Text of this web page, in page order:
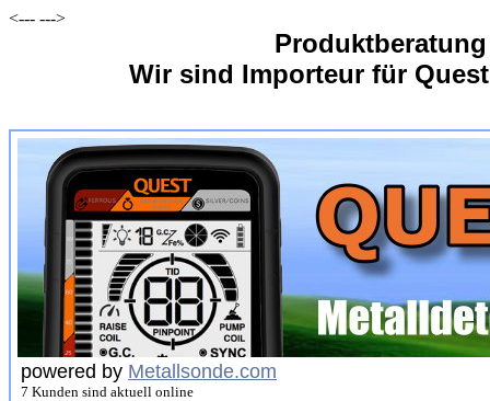
<--- --->
Wir sind Importeur für
powered by Metallsonde.com
7 Kunden sind aktuell online